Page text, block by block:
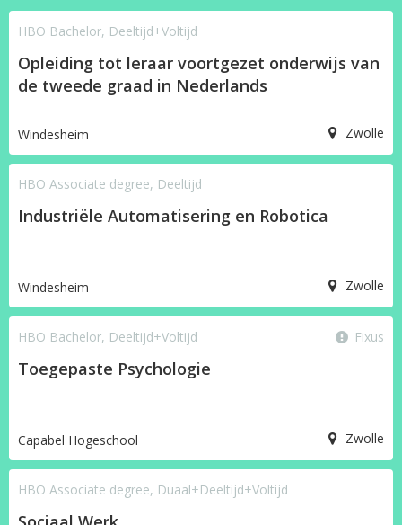
HBO Bachelor, Deeltijd+Voltijd
Opleiding tot leraar voortgezet onderwijs van
de tweede graad in Nederlands
Windesheim Zwolle
HBO Associate degree, Deeltijd
Industriële Automatisering en Robotica
Windesheim Zwolle
HBO Bachelor, Deeltijd+Voltijd Fixus
Toegepaste Psychologie
Capabel Hogeschool Zwolle
HBO Associate degree, Duaal+Deeltijd+Voltijd